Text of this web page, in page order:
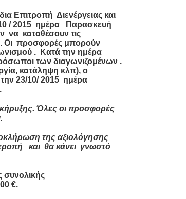
Επιτροπή Διενέργειας και
/ 2015 ημέρα Παρασκευή
να καταθέσουν τις
Οι προσφορές μπορούν
. Κατά την ημέρα
των διαγωνιζομένων .
κατάληψη κλπ), ο
23/10/ 2015 ημέρα
Όλες οι προσφορές
της αξιολόγησης
και θα κάνει γνωστό
συνολικής
€.